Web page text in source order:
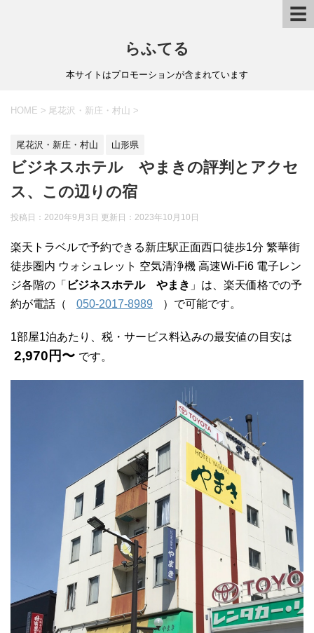
☰
らふてる
本サイトはプロモーションが含まれています
HOME > 尾花沢・新庄・村山 >
尾花沢・新庄・村山 山形県
ビジネスホテル やまきの評判とアクセ
ス、この辺りの宿
投稿日：2020年9月3日 更新日： 2023年10月10日
楽天トラベルで予約できる新庄駅正面西口徒歩1分 繁華街
徒歩圏内 ウォシュレット 空気清浄機 高速Wi-Fi6 電子レン
ジ各階の「 ビジネスホテル やまき 」は、楽天価格での予
約が電話（
050-2017-8989 ）で可能です。
1部屋1泊あたり、税・サービス料込みの最安値の目安は
2,970円〜 です。